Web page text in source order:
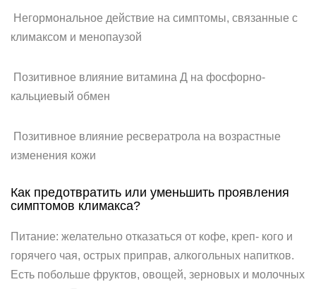
Негормональное действие на симптомы, связанные с
климаксом и менопаузой
Позитивное влияние витамина Д на фосфорно-
кальциевый обмен
Позитивное влияние ресвератрола на возрастные
изменения кожи
Как предотвратить или уменьшить проявления
симптомов климакса?
Питание: желательно отказаться от кофе, креп- кого и
горячего чая, острых приправ, алкогольных напитков.
Есть побольше фруктов, овощей, зерновых и молочных